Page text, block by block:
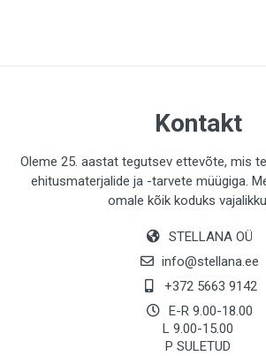
Kontakt
Oleme 25. aastat tegutsev ettevõte, mis
ehitusmaterjalide ja -tarvete müügiga.
omale kõik koduks
STELLANA OÜ
info@stellana.ee
+372 5663 9142
E-R 9.00-18.00
L 9.00-15.00
P SULETUD